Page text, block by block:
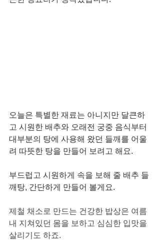
오늘은 특별한 재료는 아니지만 달큰하
고 시원한 배추와 오래전 궁중 음식부터
대부분의 탕에 사용해 왔던 들깨를 어울
려 따뜻한 탕을 만들어 보려고 해요.
부드럽고 시원하게 속을 보해 줄 배추 들
깨탕, 간단하게 만들어 볼게요.
제철 채소로 만드는 건강한 밥상은 여름
내 지쳐있던 몸을 보하고 심심한 입맛을
살리기도 하죠.